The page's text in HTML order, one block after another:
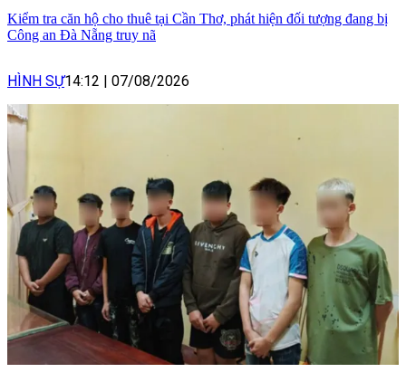
Kiểm tra căn hộ cho thuê tại Cần Thơ, phát hiện đối tượng đang bị
Công an Đà Nẵng truy nã
HÌNH SỰ14:12 07/08/2026